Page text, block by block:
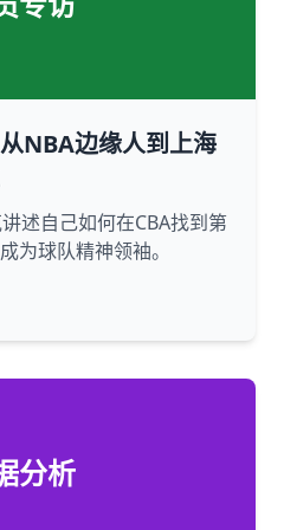
NBA边缘人到上海
述自己如何在CBA找到第
为球队精神领袖。
分析